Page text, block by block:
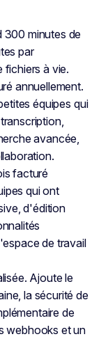
300 minutes de
par
fichiers à vie.
annuellement.
équipes qui
avancée,
facturé
qui ont
d'édition
de travail
Ajoute le
la sécurité de
de
webhooks et un